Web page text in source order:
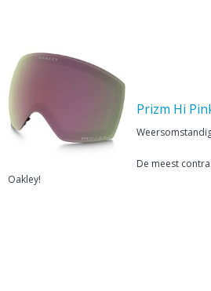
Prizm Hi
De meest
Oakley!